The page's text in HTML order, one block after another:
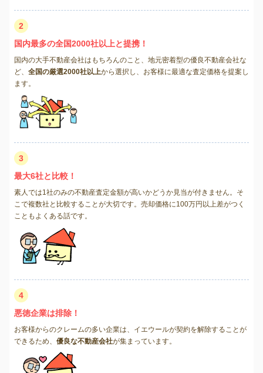
2
国内最多の全国2000社以上と提携！
国内の大手不動産会社はもちろんのこと、地元密着型の優良不動産会社な
ど、 全国の厳選2000社以上から選択し、お客様に最適な査定価格を提案し
ます。
3
最大6社と比較！
素人では1社のみの不動産査定金額が高いかどうか見当が付きません。そ
こで複数社と比較することが大切です。売却価格に100万円以上差がつく
こともよくある話です。
4
悪徳企業は排除！
お客様からのクレームの多い企業は、イエウールが契約を解除することが
できるため、 優良な不動産会社が集まっています。